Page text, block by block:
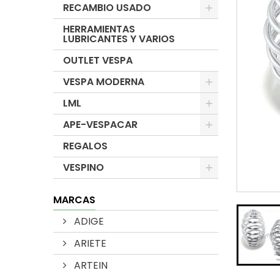
RECAMBIO USADO
HERRAMIENTAS
LUBRICANTES Y VARIOS
OUTLET VESPA
VESPA MODERNA
LML
APE-VESPACAR
REGALOS
VESPINO
MARCAS
ADIGE
ARIETE
ARTEIN